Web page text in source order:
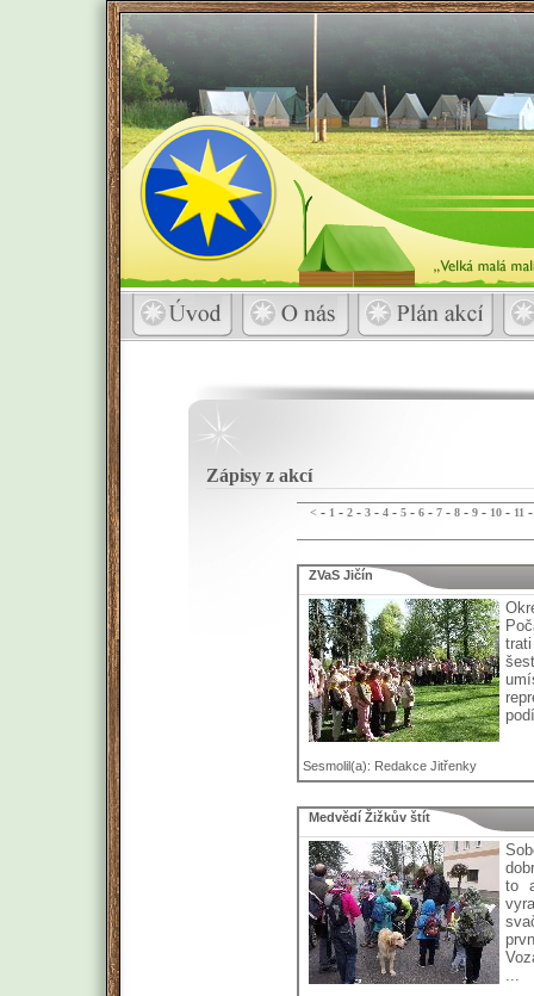
Zápisy z akcí
< - 1 - 2 - 3 - 4 - 5 - 6 - 7 - 8 - 9 - 10 - 11
ZVaS Jičín
Sesmolil(a): Redakce Jitřenky
Medvědí Žižkův štít
to
...